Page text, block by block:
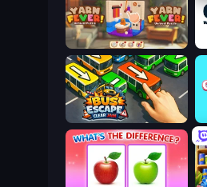
Yarn Fever! Unravel Puzzle
Bus Escape: Clear Jam